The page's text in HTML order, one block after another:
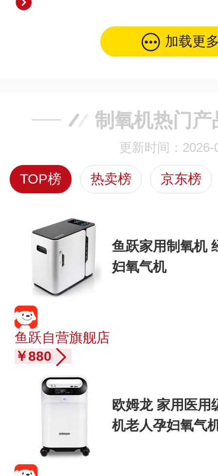
加载更
制氧机热门产
更新时间：2026-
TOP榜 热卖榜 京东榜
鱼跃家用制氧机
妇氧气机
鱼跃自营旗舰店
￥880
欧姆龙 家用医用
机老人孕妇氧气